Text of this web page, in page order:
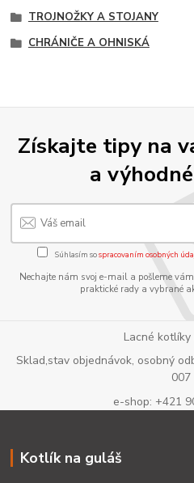
TROJNOŽKY A STOJANY
CHRÁNIČE A OHNISKÁ
Získajte tipy na
a
Súhlasím sospracovaním osobných
Nechajte nám svoj e-mail a pošleme
praktické rady a vybrané
Lacné
Sklad,stav objednávok, osobný
007
e-shop: +421
Kotlík na guláš